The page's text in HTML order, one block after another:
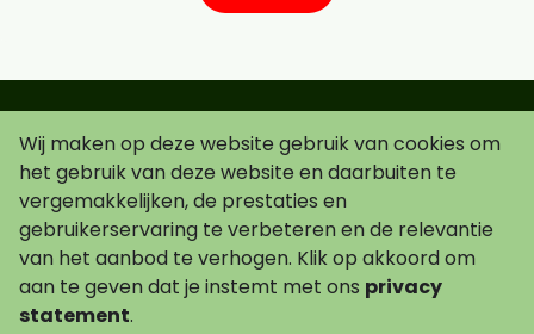
Schrijf je in voor de nieuwsbrief!
Ik ga akkoord met devoorwaarden.
Alle vacatures
Wij maken op deze website gebruik van cookies om
het gebruik van deze website en daarbuiten te
vergemakkelijken, de prestaties en
gebruikerservaring te verbeteren en de relevantie
van het aanbod te verhogen. Klik op akkoord om
aan te geven dat je instemt met ons privacy
statement.